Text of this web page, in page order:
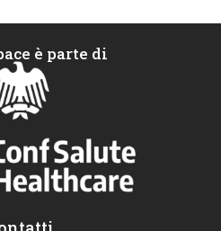
è parte di